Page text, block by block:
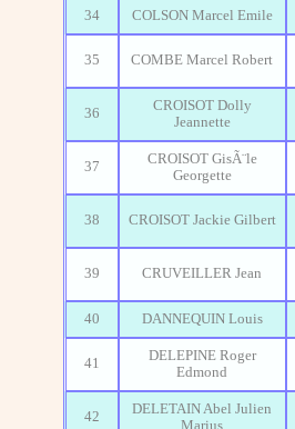
34 COLSON Marcel Emile
35 COMBE Marcel Robert
36
CROISOT Dolly
Jeannette
37
CROISOT GisÃ¨le
Georgette
38 CROISOT Jackie Gilbert
39 CRUVEILLER Jean
40 DANNEQUIN Louis
41
DELEPINE Roger
Edmond
42
DELETAIN Abel Julien